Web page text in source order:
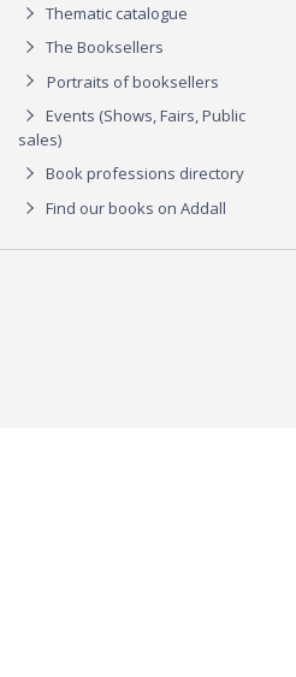
Thematic catalogue
The Booksellers
Portraits of booksellers
Events (Shows, Fairs, Public
sales)
Book professions directory
Find our books on Addall